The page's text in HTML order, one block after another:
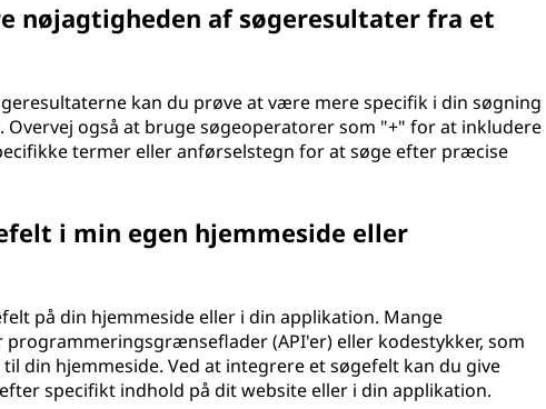
nøjagtigheden af søgeresultater fra et
kan du prøve at være mere specifik i din søgning
også at bruge søgeoperatorer som "+" for at inkludere
termer eller anførselstegn for at søge efter præcise
i min egen hjemmeside eller
på din hjemmeside eller i din applikation. Mange
(API'er) eller kodestykker, som
din hjemmeside. Ved at integrere et søgefelt kan du give
specifikt indhold på dit website eller i din applikation.